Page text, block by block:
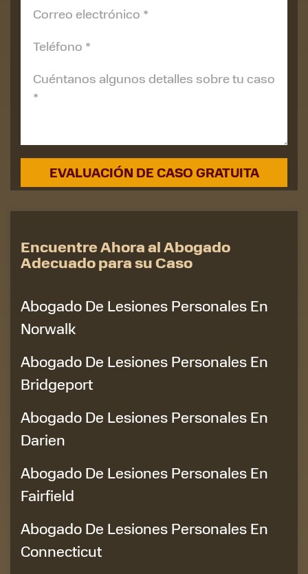
Encuentre Ahora al Abogado
Adecuado para su Caso
Abogado De Lesiones Personales En
Norwalk
Abogado De Lesiones Personales En
Bridgeport
Abogado De Lesiones Personales En
Darien
Abogado De Lesiones Personales En
Fairfield
Abogado De Lesiones Personales En
Connecticut